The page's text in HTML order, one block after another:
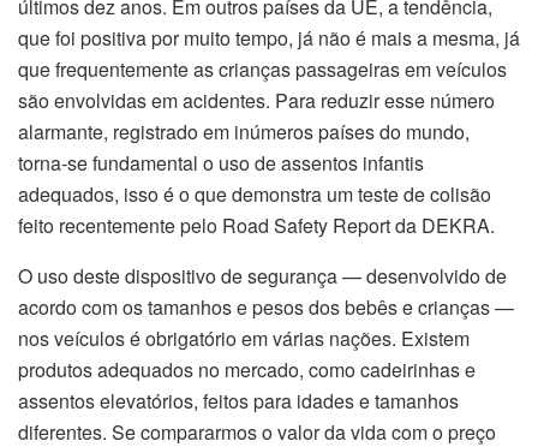
últimos dez anos. Em outros países da UE, a tendência,
que foi positiva por muito tempo, já não é mais a mesma, já
que frequentemente as crianças passageiras em veículos
são envolvidas em acidentes. Para reduzir esse número
alarmante, registrado em inúmeros países do mundo,
torna-se fundamental o uso de assentos infantis
adequados, isso é o que demonstra um teste de colisão
feito recentemente pelo Road Safety Report da DEKRA.
O uso deste dispositivo de segurança — desenvolvido de
acordo com os tamanhos e pesos dos bebês e crianças —
nos veículos é obrigatório em várias nações. Existem
produtos adequados no mercado, como cadeirinhas e
assentos elevatórios, feitos para idades e tamanhos
diferentes. Se compararmos o valor da vida com o preço